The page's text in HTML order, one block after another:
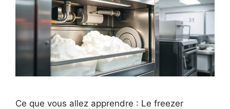
Ce que vous allez apprendre : Le freezer